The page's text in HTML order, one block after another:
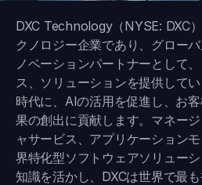
DXC Technology（NYSE: DXC
クノロジー企業であり、グロー
ノベーションパートナーとして
ス、ソリューションを提供して
時代に、AIの活用を促進し、お
果の創出に貢献します。マネー
ャサービス、アプリケーション
界特化型ソフトウェアソリュー
知識を活かし、DXCは世界で最